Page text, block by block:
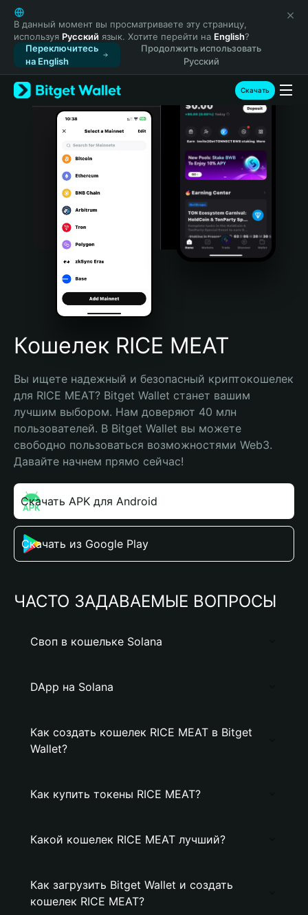
English
日本語
Tiếng Việt
Русский
Español (Latinoamérica)
Türkçe
Italiano
Português (Portugal)
Bahasa Indonesia
Português (Brasil)
Español (Argentina)
В данный момент вы просматриваете эту страницу,
используя Русский язык. Хотите перейти на English?
Переключитесь
на English
Продолжить использовать
Русский
Скачать
Кошелек RICE MEAT
Вы ищете надежный и безопасный криптокошелек
для RICE MEAT? Bitget Wallet станет вашим
лучшим выбором. Нам доверяют 40 млн
пользователей. В Bitget Wallet вы можете
свободно пользоваться возможностями Web3.
Давайте начнем прямо сейчас!
Скачать APK для Android
Скачать из Google Play
ЧАСТО ЗАДАВАЕМЫЕ ВОПРОСЫ
Своп в кошельке Solana
DApp на Solana
Как создать кошелек RICE MEAT в Bitget
Wallet?
Как купить токены RICE MEAT?
Какой кошелек RICE MEAT лучший?
Как загрузить Bitget Wallet и создать
кошелек RICE MEAT?